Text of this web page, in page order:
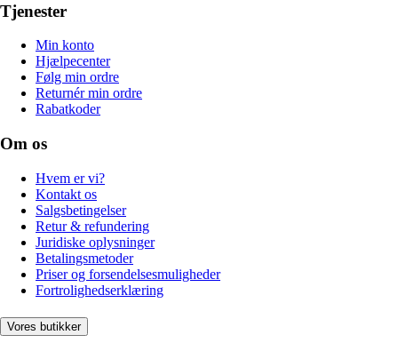
Tjenester
Min konto
Hjælpecenter
Følg min ordre
Returnér min ordre
Rabatkoder
Om os
Hvem er vi?
Kontakt os
Salgsbetingelser
Retur & refundering
Juridiske oplysninger
Betalingsmetoder
Priser og forsendelsesmuligheder
Fortrolighedserklæring
Vores butikker